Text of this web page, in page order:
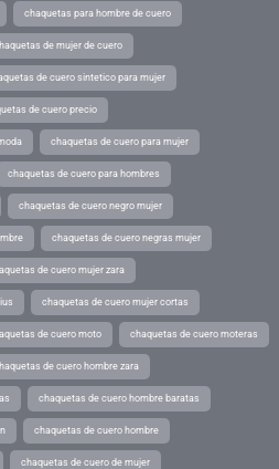
chaquetas para hombre de cuero
de mujer de cuero
de cuero sintetico para mujer
de cuero precio
chaquetas de cuero para mujer
chaquetas de cuero para hombres
chaquetas de cuero negro mujer
chaquetas de cuero negras mujer
de cuero mujer zara
chaquetas de cuero mujer cortas
de cuero moto chaquetas de cuero moteras
de cuero hombre zara
chaquetas de cuero hombre baratas
chaquetas de cuero hombre
chaquetas de cuero de mujer